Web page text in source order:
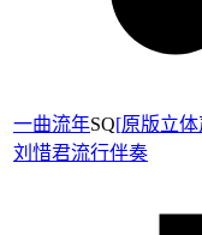
一曲流年SQ[原版立
刘惜君流行伴奏